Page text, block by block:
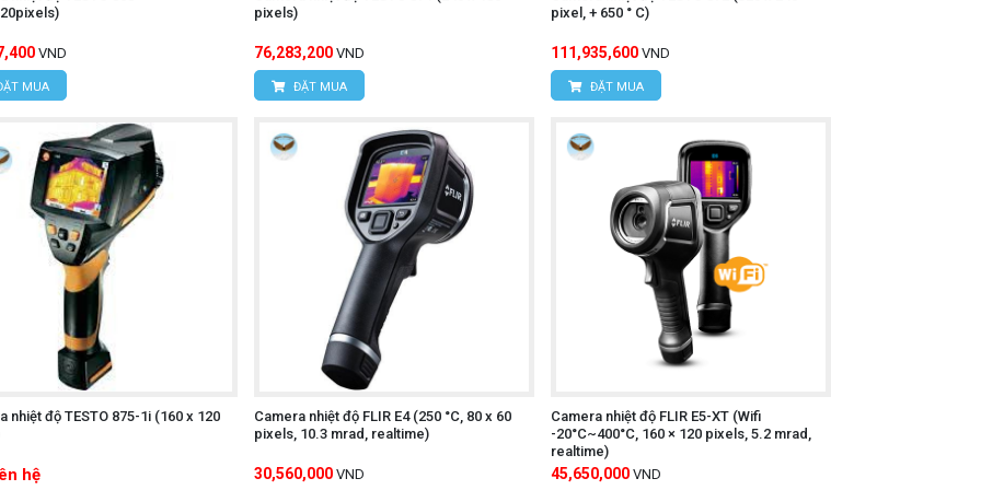
hợp với nhiều lĩnh vực:
nghiệp.
chuyền sản xuất.
và đường ống.
xây dựng.
bị điện.
nhanh ngay tại hiện trường.
1?
đo nhiệt hiện đại với chi phí hợp lý, giúp người dùng dễ dàng biến chiếc điện thoại thông minh thành
VND
MUA
pixels)
76,283,200 VND
ĐẶT MUA
pixel, + 650 ° C)
111,935,600 VND
ĐẶT MUA
nhiệt độ TESTO 875-1i (160 x 120
hệ
Camera nhiệt độ FLIR E4 (250 °C, 80 x 60
pixels, 10.3 mrad, realtime)
30,560,000 VND
Camera nhiệt độ FLIR E5-XT (Wifi
-20°C~400°C, 160 × 120 pixels, 5.2 mrad,
realtime)
45,650,000 VND